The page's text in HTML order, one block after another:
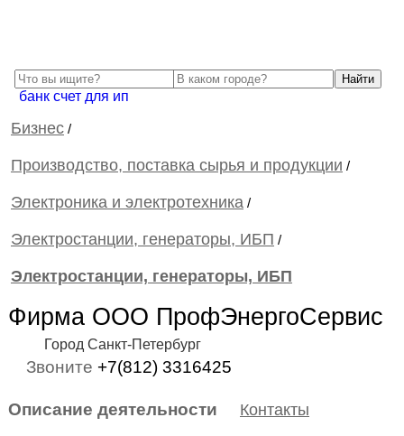
банк счет для ип
Бизнес /
Производство, поставка сырья и продукции /
Электроника и электротехника /
Электростанции, генераторы, ИБП /
Электростанции, генераторы, ИБП
Фирма ООО ПрофЭнергоСервис
Город Санкт-Петербург
Звоните +7(812) 3316425
Описание деятельности Контакты